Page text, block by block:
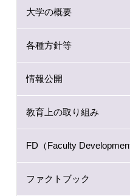
大学の概要
各種方針等
情報公開
教育上の取り組み
FD（Faculty Development
ファクトブック